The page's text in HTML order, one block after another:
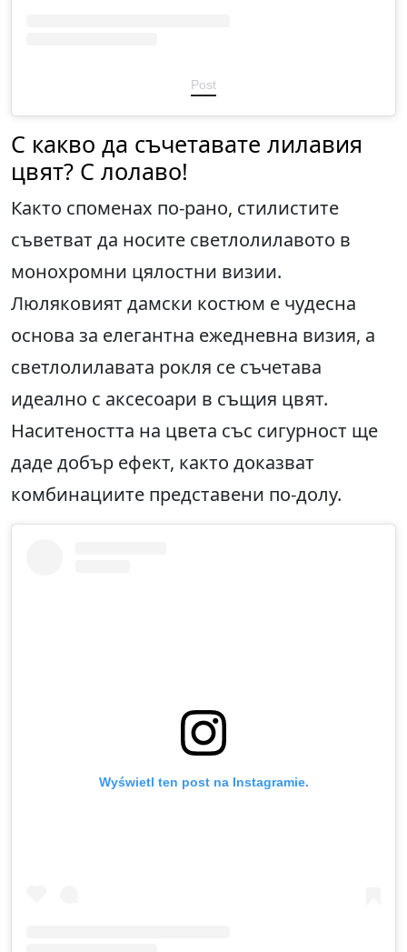
Post
С какво да съчетавате лилавия
цвят? С лолаво!
Както споменах по-рано, стилистите
съветват да носите светлолилавото в
монохромни цялостни визии.
Люляковият дамски костюм е чудесна
основа за елегантна ежедневна визия, а
светлолилавата рокля се съчетава
идеално с аксесоари в същия цвят.
Наситеността на цвета със сигурност ще
даде добър ефект, както доказват
комбинациите представени по-долу.
Wyświetl ten post na Instagramie.